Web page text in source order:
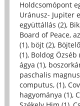
Holdcsomópont
Uránusz- Jupiter
együttállás (2),
Board of Peace,
(1), böjt (2),
(1), Boldog Özséb
ágya (1),
paschalis
computus, (1),
hagyománya (1),